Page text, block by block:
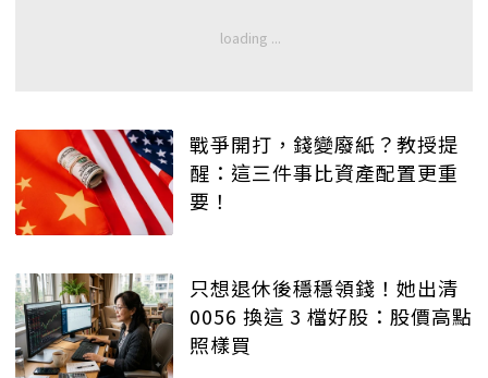
戰爭開打，錢變廢紙？教授提
醒：這三件事比資產配置更重
要！
只想退休後穩穩領錢！她出清
0056 換這 3 檔好股：股價高點
照樣買